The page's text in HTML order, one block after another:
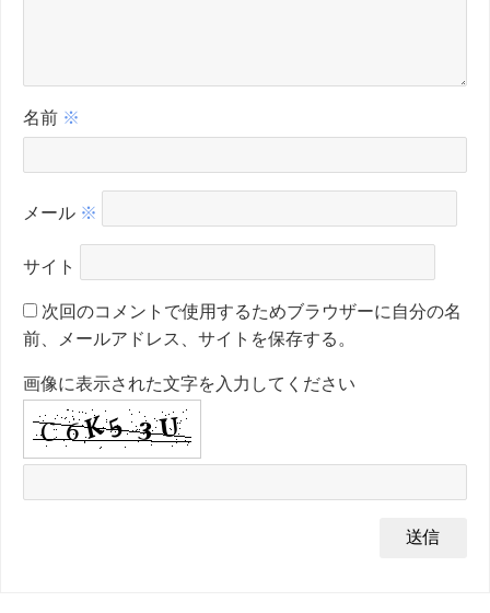
名前 ※
メール ※
サイト
次回のコメントで使用するためブラウザーに自分の名
前、メールアドレス、サイトを保存する。
画像に表示された文字を入力してください